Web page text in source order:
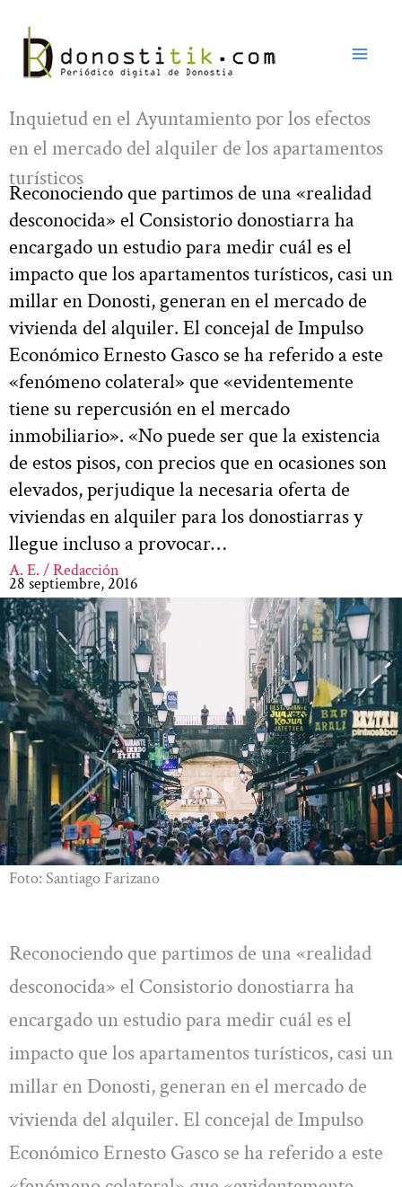
contenido
Inquietud en el Ayuntamiento por los efectos
en el mercado del alquiler de los apartamentos
turísticos
Reconociendo que partimos de una «realidad
desconocida» el Consistorio donostiarra ha
encargado un estudio para medir cuál es el
impacto que los apartamentos turísticos, casi un
millar en Donosti, generan en el mercado de
vivienda del alquiler. El concejal de Impulso
Económico Ernesto Gasco se ha referido a este
«fenómeno colateral» que «evidentemente
tiene su repercusión en el mercado
inmobiliario». «No puede ser que la existencia
de estos pisos, con precios que en ocasiones son
elevados, perjudique la necesaria oferta de
viviendas en alquiler para los donostiarras y
llegue incluso a provocar…
A. E. / Redacción
28 septiembre, 2016
Foto: Santiago Farizano
Reconociendo que partimos de una «realidad
desconocida» el Consistorio donostiarra ha
encargado un estudio para medir cuál es el
impacto que los apartamentos turísticos, casi un
millar en Donosti, generan en el mercado de
vivienda del alquiler. El concejal de Impulso
Económico Ernesto Gasco se ha referido a este